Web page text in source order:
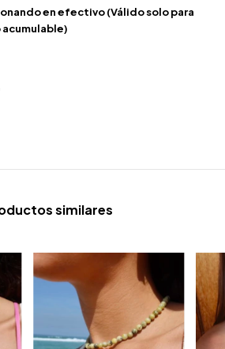
en efectivo (Válido solo para
similares